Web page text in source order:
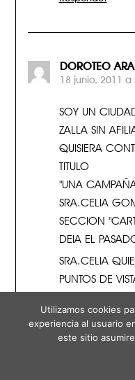
DOROTEO
18 junio, 2011 a
SOY UN
ZALLA SIN
QUISIERA
TITULO
"UNA
SRA.CELIA
SECCION
DEIA EL
SRA.CELIA
PUNTOS DE
TUFO A "LOBO
COMIENZA
"MUCHOS
SON
Utilizamos cookies
experiencia al usuario
este sitio